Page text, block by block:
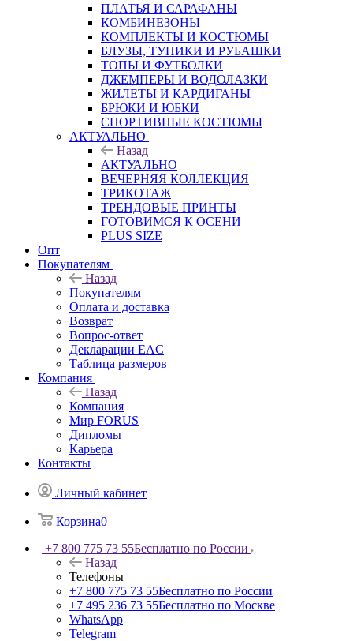
ПЛАТЬЯ И САРАФАНЫ
КОМБИНЕЗОНЫ
КОМПЛЕКТЫ И КОСТЮМЫ
БЛУЗЫ, ТУНИКИ И РУБАШКИ
ТОПЫ И ФУТБОЛКИ
ДЖЕМПЕРЫ И ВОДОЛАЗКИ
ЖИЛЕТЫ И КАРДИГАНЫ
БРЮКИ И ЮБКИ
СПОРТИВНЫЕ КОСТЮМЫ
АКТУАЛЬНО
Назад
АКТУАЛЬНО
ВЕЧЕРНЯЯ КОЛЛЕКЦИЯ
ТРИКОТАЖ
ТРЕНДОВЫЕ ПРИНТЫ
ГОТОВИМСЯ К ОСЕНИ
PLUS SIZE
Опт
Покупателям
Назад
Покупателям
Оплата и доставка
Возврат
Вопрос-ответ
Декларации EAC
Таблица размеров
Компания
Назад
Компания
Мир FORUS
Дипломы
Карьера
Контакты
Личный кабинет
Корзина0
+7 800 775 73 55Бесплатно по России
Назад
Телефоны
+7 800 775 73 55Бесплатно по России
+7 495 236 73 55Бесплатно по Москве
WhatsApp
Telegram